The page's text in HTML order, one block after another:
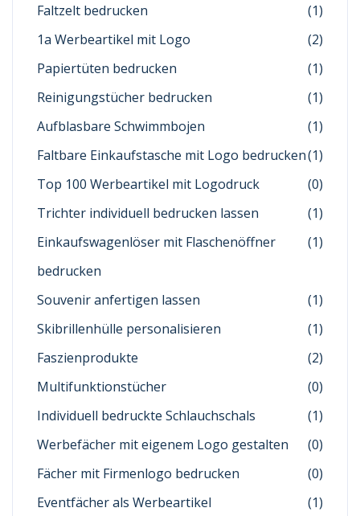
Faltzelt bedrucken
(1)
1a Werbeartikel mit Logo
(2)
Papiertüten bedrucken
(1)
Reinigungstücher bedrucken
(1)
Aufblasbare Schwimmbojen
(1)
Faltbare Einkaufstasche mit Logo bedrucken(1)
Top 100 Werbeartikel mit Logodruck
(0)
Trichter individuell bedrucken lassen
(1)
Einkaufswagenlöser mit Flaschenöffner
bedrucken
(1)
Souvenir anfertigen lassen
(1)
Skibrillenhülle personalisieren
(1)
Faszienprodukte
(2)
Multifunktionstücher
(0)
Individuell bedruckte Schlauchschals
(1)
Werbefächer mit eigenem Logo gestalten
(0)
Fächer mit Firmenlogo bedrucken
(0)
Eventfächer als Werbeartikel
(1)